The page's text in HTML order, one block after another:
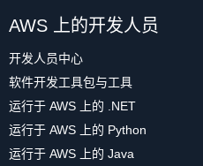
AWS 上的开发人员
开发人员中心
软件开发工具包与工具
运行于 AWS 上的 .NET
运行于 AWS 上的 Python
运行于 AWS 上的 Java